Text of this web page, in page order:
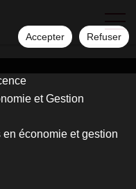
Accepter Refuser
et Gestion
économie et gestion